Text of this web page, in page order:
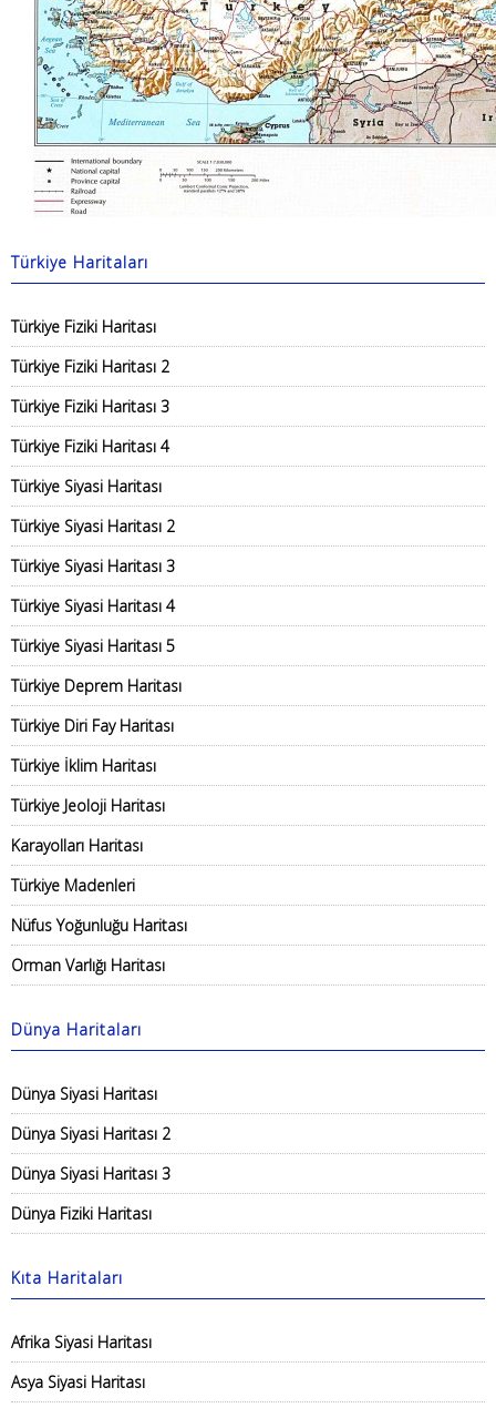
Türkiye Haritaları
Türkiye Fiziki Haritası
Türkiye Fiziki Haritası 2
Türkiye Fiziki Haritası 3
Türkiye Fiziki Haritası 4
Türkiye Siyasi Haritası
Türkiye Siyasi Haritası 2
Türkiye Siyasi Haritası 3
Türkiye Siyasi Haritası 4
Türkiye Siyasi Haritası 5
Türkiye Deprem Haritası
Türkiye Diri Fay Haritası
Türkiye İklim Haritası
Türkiye Jeoloji Haritası
Karayolları Haritası
Türkiye Madenleri
Nüfus Yoğunluğu Haritası
Orman Varlığı Haritası
Dünya Haritaları
Dünya Siyasi Haritası
Dünya Siyasi Haritası 2
Dünya Siyasi Haritası 3
Dünya Fiziki Haritası
Kıta Haritaları
Afrika Siyasi Haritası
Asya Siyasi Haritası